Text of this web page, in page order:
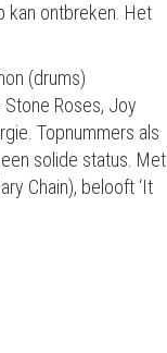
kan ontbreken. Het
(drums)
Roses, Joy
Topnummers als
een solide status. Met
Chain), belooft ‘It